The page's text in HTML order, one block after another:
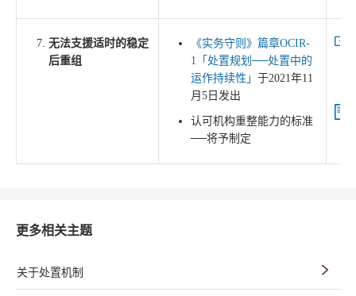
无法支援适时的稳定
后重组
《实务守则》篇章OCIR-
1「处置规划──处置中的
运作持续性」 于2021年11
月5日发出
认可机构重整能力的标准
──将予制定
更多相关主题
关于处置机制